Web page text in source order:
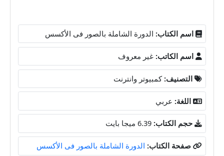
اسم الكتاب: الدورة الشاملة بالصور فى الأكسس
اسم الكاتب: غير معروف
التصنيف: كمبيوتر وانترنت
اللغة: عربي
حجم الكتاب: 6.39 ميجا بايت
صفحة الكتاب: الدورة الشاملة بالصور فى الأكسس